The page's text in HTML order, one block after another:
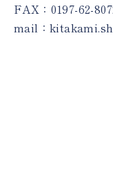
FAX：0197-62-
mail：